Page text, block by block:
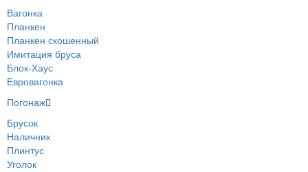
Вагонка
Планкен
Планкен скошенный
Имитация бруса
Блок-Хаус
Евровагонка
Погонаж
Брусок
Наличник
Плинтус
Уголок